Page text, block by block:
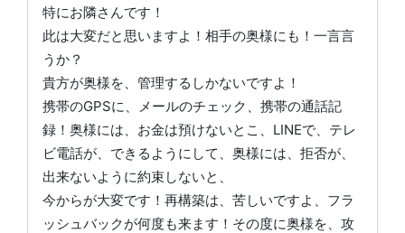
特にお隣さんです！
此は大変だと思いますよ！相手の奥様にも！一言言
うか？
貴方が奥様を、管理するしかないですよ！
携帯のGPSに、メールのチェック、携帯の通話記
録！奥様には、お金は預けないとこ、LINEで、テレ
ビ電話が、できるようにして、奥様には、拒否が、
出来ないように約束しないと、
今からが大変です！再構築は、苦しいですよ、フラ
ッシュバックが何度も来ます！その度に奥様を、攻